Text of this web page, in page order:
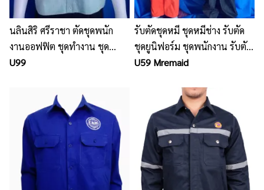
นลินสิริ ศรีราชา ตัดชุดพนัก
งานออฟฟิต ชุดทำงาน ชุด
พนักงาน ชุดพนักงานบริษัท
U99
รับตัดชุดหมี ชุดหมีช่าง รับตัด
ชุดยูนิฟอร์ม ชุดพนักงาน รับตัด
ฟอร์ม บริษัท
U59 Mremaid